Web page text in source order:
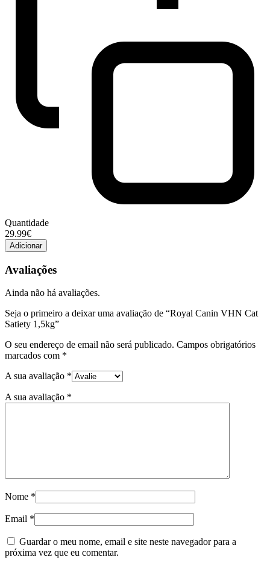
Quantidade
Quantidade
de
Royal
Canin
VHN
Cat
Satiety
1,5kg
29.99€
Adicionar
Avaliações
Ainda não há avaliações.
Seja o primeiro a deixar uma avaliação de “Royal Canin VHN Cat
Satiety 1,5kg”
O seu endereço de email não será publicado. Campos obrigatórios
marcados com *
A sua avaliação *
A sua avaliação *
Nome *
Email *
Guardar o meu nome, email e site neste navegador para a
próxima vez que eu comentar.